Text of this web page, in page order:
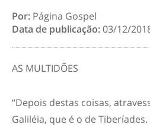
Por: Página Gospel
Data de publicação:03/12/
AS MULTIDÕES
“Depois destas coisas,
Galiléia, que é o de